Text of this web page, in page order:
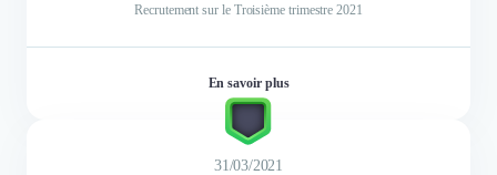
Recrutement sur le Troisième trimestre 2021
En savoir plus
31/03/2021